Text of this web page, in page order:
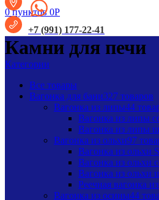
0пунктов 0Р
+7 (991) 177-22-41
Камни для печи
Категории
Все товары
Вагонка для бани327 товаров
Вагонка из липы44
Вагонка из липы
Вагонка из липы
Вагонка из ольхи97
Вагонка из ольхи
Вагонка из ольхи
Вагонка из ольхи
Реечная вагонка
Вагонка из осины44